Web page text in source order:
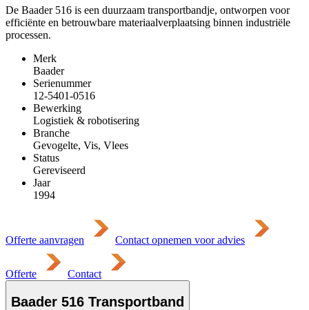
De Baader 516 is een duurzaam transportbandje, ontworpen voor
efficiënte en betrouwbare materiaalverplaatsing binnen industriële
processen.
Merk
Baader
Serienummer
12-5401-0516
Bewerking
Logistiek & robotisering
Branche
Gevogelte, Vis, Vlees
Status
Gereviseerd
Jaar
1994
Offerte aanvragen Contact opnemen voor advies
Offerte Contact
Baader 516 Transportband